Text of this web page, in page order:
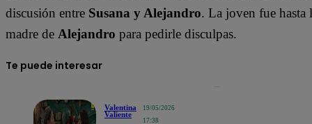
discusión entre Susana y Alejandro. La joven fue hasta
madre de Alejandro para pedirle disculpas.
Te puede interesar
Valentina
Valiente
19/05/2026
17:38